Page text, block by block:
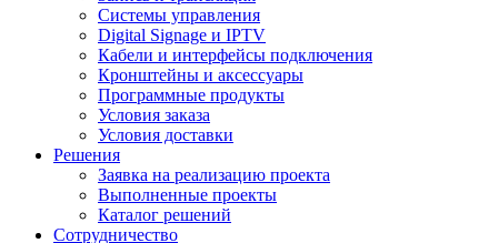
Системы управления
Digital Signage и IPTV
Кабели и интерфейсы подключения
Кронштейны и аксессуары
Программные продукты
Условия заказа
Условия доставки
Решения
Заявка на реализацию проекта
Выполненные проекты
Каталог решений
Сотрудничество